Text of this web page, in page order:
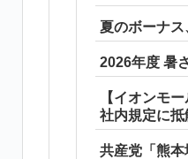
夏のボーナ
2026年度 暑
【イオンモ
社内規定に抵
共産党「熊